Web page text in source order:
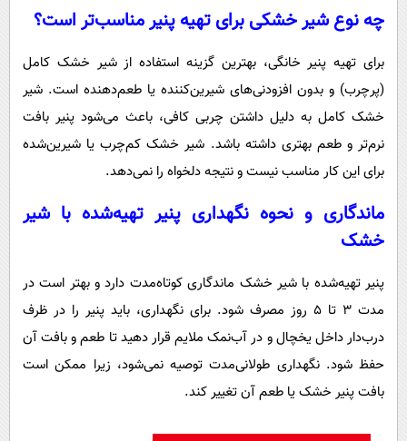
چه نوع شیر خشکی برای تهیه پنیر مناسب‌تر است؟
برای تهیه پنیر خانگی، بهترین گزینه استفاده از شیر خشک کامل
(پرچرب) و بدون افزودنی‌های شیرین‌کننده یا طعم‌دهنده است. شیر
خشک کامل به دلیل داشتن چربی کافی، باعث می‌شود پنیر بافت
نرم‌تر و طعم بهتری داشته باشد. شیر خشک کم‌چرب یا شیرین‌شده
برای این کار مناسب نیست و نتیجه دلخواه را نمی‌دهد.
ماندگاری و نحوه نگهداری پنیر تهیه‌شده با شیر
خشک
پنیر تهیه‌شده با شیر خشک ماندگاری کوتاه‌مدت دارد و بهتر است در
مدت ۳ تا ۵ روز مصرف شود. برای نگهداری، باید پنیر را در ظرف
درب‌دار داخل یخچال و در آب‌نمک ملایم قرار دهید تا طعم و بافت آن
حفظ شود. نگهداری طولانی‌مدت توصیه نمی‌شود، زیرا ممکن است
بافت پنیر خشک یا طعم آن تغییر کند.